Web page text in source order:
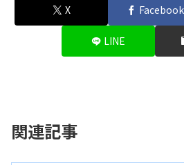
X Facebook
LINE
関連記事